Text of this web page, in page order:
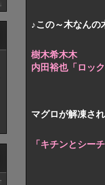
♪この～木なん
樹木希木木
内田裕也「ロッ
マグロが解凍さ
「キチンとシー